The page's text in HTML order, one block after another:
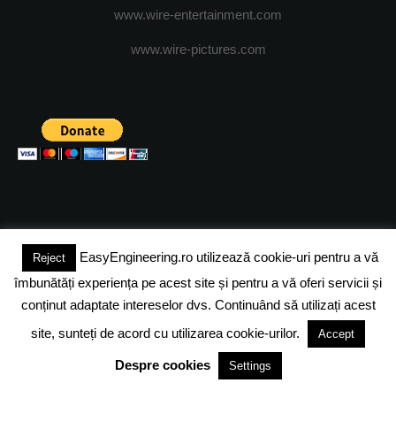
www.wire-entertainment.com
www.wire-pictures.com
(c) 2024 - FineEngineeringMagazine. All rights reserved.
DESPRE NOI ADVERTISING JOBS DESPRE COOKIES
POLITICA DE CONFIDENTIALITATE TERMENI SI CONDITII
Reject
EasyEngineering.ro utilizează cookie-uri pentru a vă
îmbunătăți experiența pe acest site și pentru a vă oferi servicii și
conținut adaptate intereselor dvs. Continuând să utilizați acest
site, sunteți de acord cu utilizarea cookie-urilor.
Accept
Despre cookies Settings